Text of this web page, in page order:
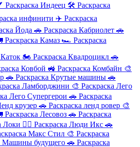
Раскраска Индеец 🛠️ Раскраска
инфинити ✈️ Раскраска
Йода 🚗 Раскраска Кабриолет 🚗
Раскраска Камаз 🏎️ Раскраска
🏍️ Раскраска Квадроцикл 🚗
Ковбой 🚜 Раскраска Комбайн 🎨
🚗 Раскраска Крутые машины 🚗
Ламборджини 🎨 Раскраска Лего
Лего Супергерои 🚗 Раскраска
крузер 🚗 Раскраска ленд ровер 🎨
Раскраска Лесовоз 🚗 Раскраска
Локи 🦸‍♂️ Раскраска Люди Икс 🚗
Макс Стил 🎨 Раскраска
Машины будущего 🚗 Раскраска